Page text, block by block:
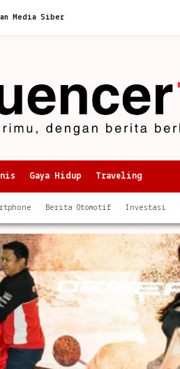
Media Siber
Gaya Hidup Traveling
Berita Otomotif Investasi